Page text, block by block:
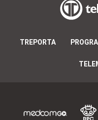
TREPORTA